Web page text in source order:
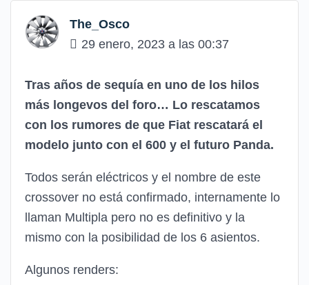
The_Osco
29 enero, 2023 a las 00:37
Tras años de sequía en uno de los hilos
más longevos del foro… Lo rescatamos
con los rumores de que Fiat rescatará el
modelo junto con el 600 y el futuro Panda.
Todos serán eléctricos y el nombre de este
crossover no está confirmado, internamente lo
llaman Multipla pero no es definitivo y la
mismo con la posibilidad de los 6 asientos.
Algunos renders: